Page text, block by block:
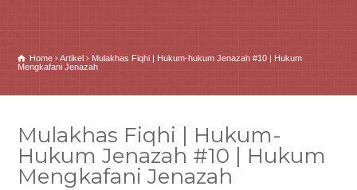
Home Artikel
Mulakhas Fiqhi | Hukum-hukum Jenazah #10 | Hukum
Mengkafani Jenazah
Mulakhas Fiqhi | Hukum-
Hukum Jenazah #10 | Hukum
Mengkafani Jenazah